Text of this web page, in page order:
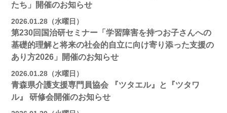
たち」開催のお知らせ
2026.01.28（水曜日）
第230回国治研セミナー「学習障害を持つお子さんへの
基礎的理解と将来の社会的自立に向け寄り添った支援の
あり方2026」開催のお知らせ
2026.01.28（水曜日）
青森県介護支援専門員協会 『ツタエル』と『ツタワ
ル』 研修会開催のお知らせ